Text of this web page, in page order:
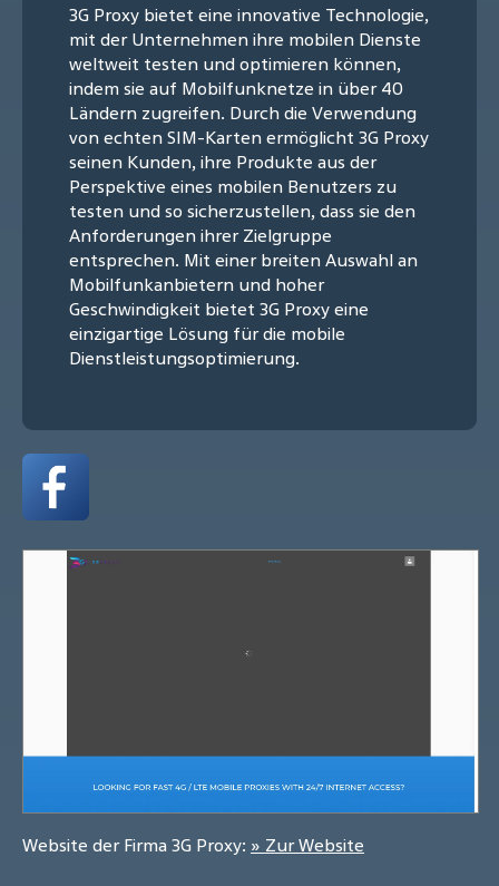
3G Proxy bietet eine innovative Technologie,
mit der Unternehmen ihre mobilen Dienste
weltweit testen und optimieren können,
indem sie auf Mobilfunknetze in über 40
Ländern zugreifen. Durch die Verwendung
von echten SIM-Karten ermöglicht 3G Proxy
seinen Kunden, ihre Produkte aus der
Perspektive eines mobilen Benutzers zu
testen und so sicherzustellen, dass sie den
Anforderungen ihrer Zielgruppe
entsprechen. Mit einer breiten Auswahl an
Mobilfunkanbietern und hoher
Geschwindigkeit bietet 3G Proxy eine
einzigartige Lösung für die mobile
Dienstleistungsoptimierung.
Website der Firma 3G Proxy: » Zur Website